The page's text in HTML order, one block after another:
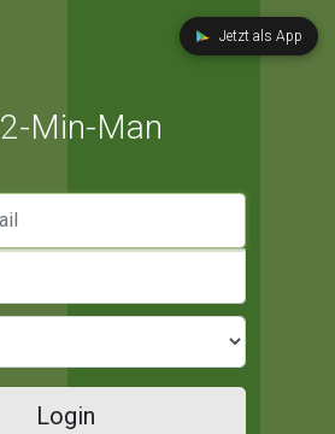
Jetzt als App
2-Min-Man
Login